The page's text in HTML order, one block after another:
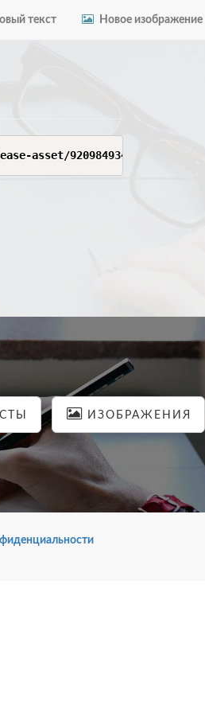
текст Новое изображение
8dee8bcf-b31b-4b1c-
ИЗОБРАЖЕНИЯ